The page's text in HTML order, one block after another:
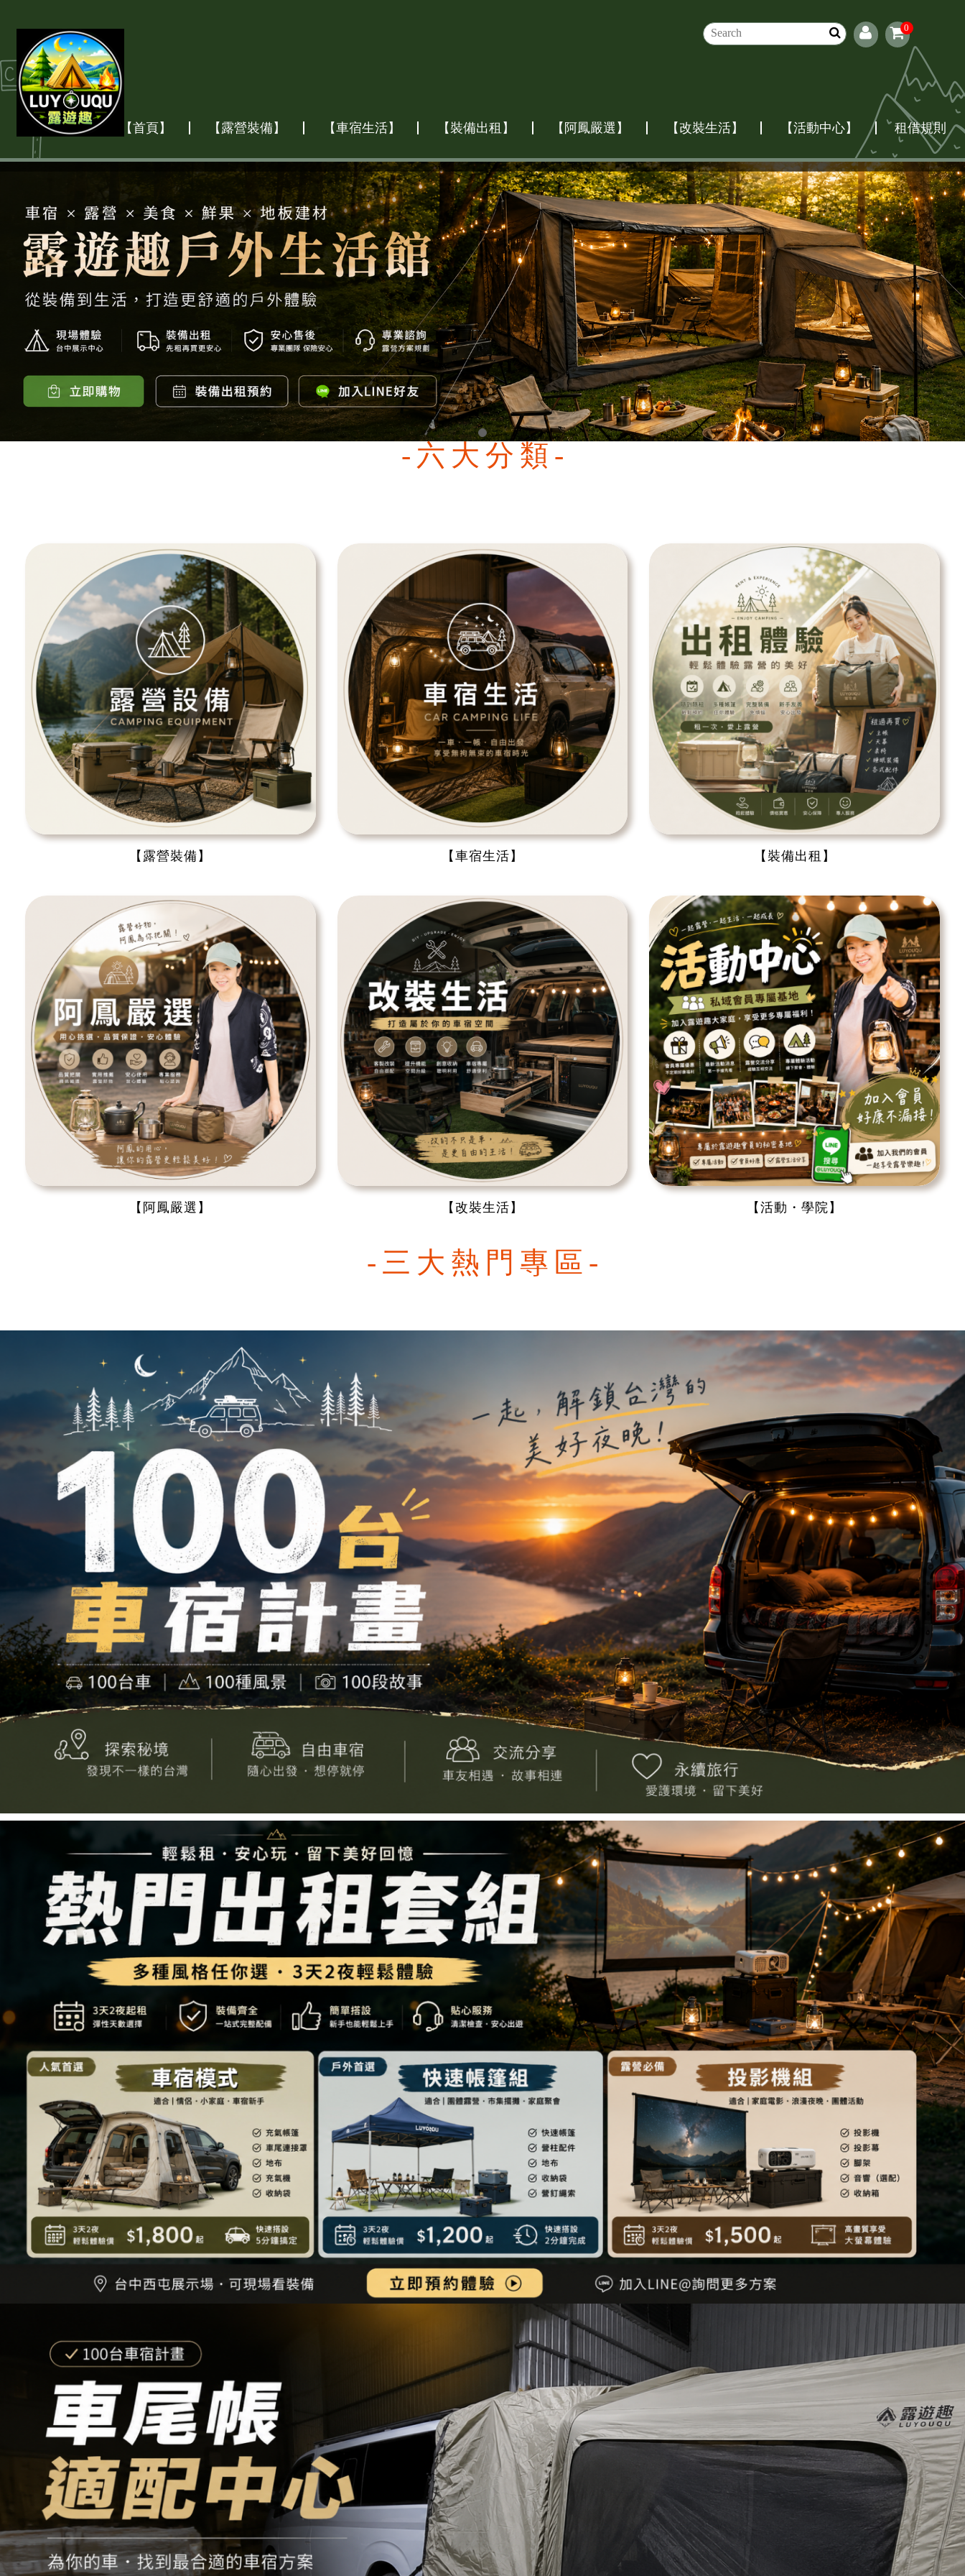
0
【首頁】 【露營裝備】 【車宿生活】 【裝備出租】 【阿鳳嚴選】 【改裝生活】 【活動中心】 租借規則
-六大分類-
【露營裝備】 【車宿生活】 【裝備出租】
【阿鳳嚴選】 【改裝生活】 【活動・學院】
-三大熱門專區-